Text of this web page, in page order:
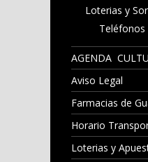
Loterias y
Teléfonos
AGENDA
Aviso Legal
Farmacias de
Horario
Loterias y